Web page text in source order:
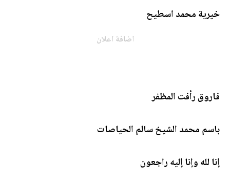
خيرية محمد اسطيح
اضافة اعلان
فاروق رأفت المظفر
باسم محمد الشيخ سالم الحياصات
إنا لله وإنا إليه راجعون